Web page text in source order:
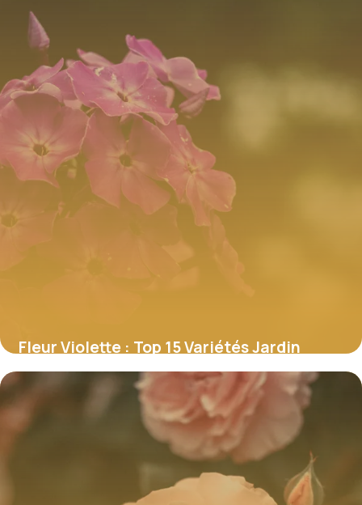
Fleur Violette : Top 15 Variétés Jardin
2 juillet 2026